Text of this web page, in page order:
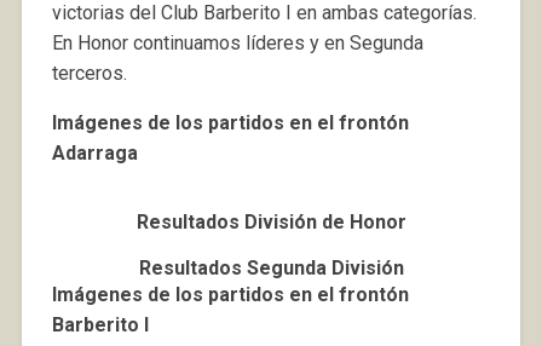
victorias del Club Barberito I en ambas categorías.
En Honor continuamos líderes y en Segunda
terceros.
Imágenes de los partidos en el frontón
Adarraga
Resultados División de Honor
Resultados Segunda División
Imágenes de los partidos en el frontón
Barberito I